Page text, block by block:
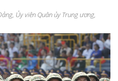
Ủy viên Quân ủy Trung ương,